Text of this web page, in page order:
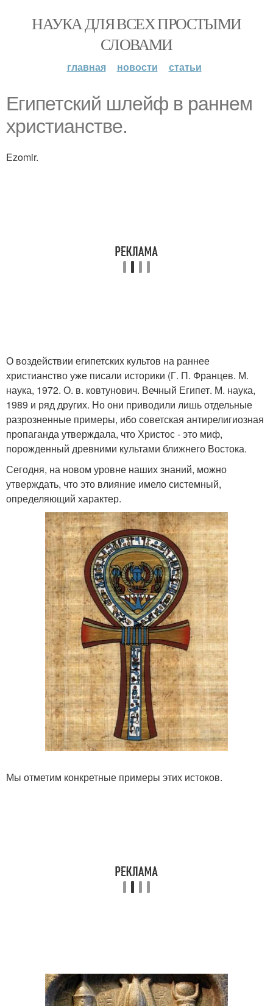
НАУКА ДЛЯ ВСЕХ ПРОСТЫМИ
СЛОВАМИ
главная новости статьи
Египетский шлейф в раннем
христианстве.
Ezomir.
О воздействии египетских культов на раннее
христианство уже писали историки (Г. П. Францев. М.
наука, 1972. О. в. ковтунович. Вечный Египет. М. наука,
1989 и ряд других. Но они приводили лишь отдельные
разрозненные примеры, ибо советская антирелигиозная
пропаганда утверждала, что Христос - это миф,
порожденный древними культами ближнего Востока.
Сегодня, на новом уровне наших знаний, можно
утверждать, что это влияние имело системный,
определяющий характер.
Мы отметим конкретные примеры этих истоков.